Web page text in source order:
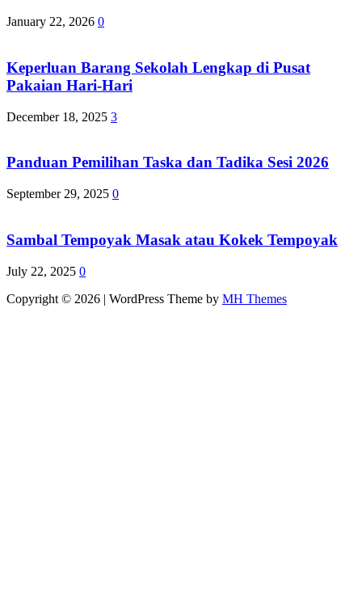
January 22, 2026 0
Keperluan Barang Sekolah Lengkap di Pusat
Pakaian Hari-Hari
December 18, 2025 3
Panduan Pemilihan Taska dan Tadika Sesi 2026
September 29, 2025 0
Sambal Tempoyak Masak atau Kokek Tempoyak
July 22, 2025 0
Copyright © 2026 | WordPress Theme by MH Themes